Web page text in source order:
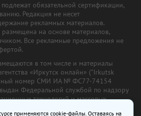
обязательной сертификации,
Редакция не несет
рекламных материалов.
размещена на основе материалов,
Все рекламные предложения не
в том числе и материалы
«Иркутск онлайн» ("Irkutsk
номер СМИ ИА № ФС77-74154
Федеральной службой по надзору
технологий и массовых
применяются cookie-файлы. Оставаясь на